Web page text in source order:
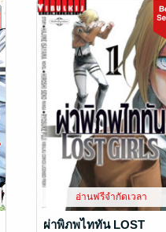
อ่านฟรีจำกัดเวลา
ผ่าพิภพไททัน LOST